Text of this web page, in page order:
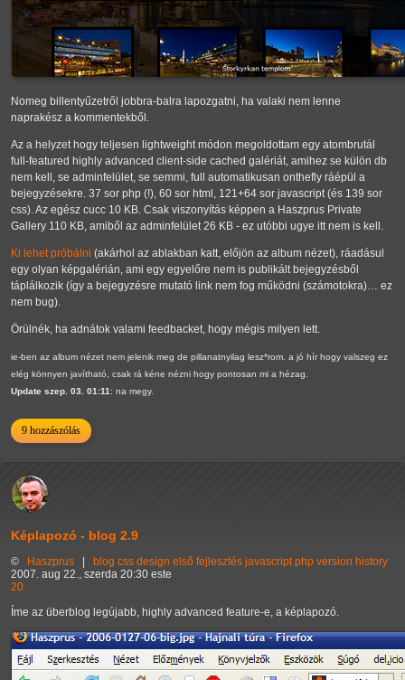
Nomeg billentyűzetről jobbra-balra lapozgatni, ha valaki nem lenne
naprakész a kommentekből.
Az a helyzet hogy teljesen lightweight módon megoldottam egy atombrutál
full-featured highly advanced client-side cached galériát, amihez se külön db
nem kell, se adminfelület, se semmi, full automatikusan onthefly ráépül a
bejegyzésekre. 37 sor php (!), 60 sor html, 121+64 sor javascript (és 139 sor
css). Az egész cucc 10 KB. Csak viszonyítás képpen a Haszprus Private
Gallery 110 KB, amiből az adminfelület 26 KB - ez utóbbi ugye itt nem is kell.
Ki lehet próbálni (akárhol az ablakban katt, előjön az album nézet), ráadásul
egy olyan képgalérián, ami egy egyelőre nem is publikált bejegyzésből
táplálkozik (így a bejegyzésre mutató link nem fog működni (számotokra)… ez
nem bug).
Örülnék, ha adnátok valami feedbacket, hogy mégis milyen lett.
ie-ben az album nézet nem jelenik meg de pillanatnyilag lesz*rom. a jó hír hogy valszeg ez
elég könnyen javítható, csak rá kéne nézni hogy pontosan mi a hézag.
Update szep. 03. 01:11 : na megy.
9 hozzászólás
Képlapozó - blog 2.9
© Haszprus | blog css design első fejlesztés javascript php version history
2007. aug 22., szerda 20:30 este
20
Íme az überblog legújabb, highly advanced feature-e, a képlapozó.